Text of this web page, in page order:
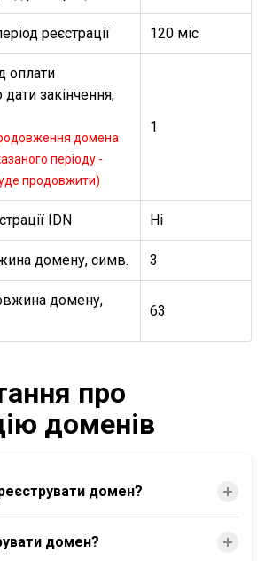
реєстрації 120 міс
оплати
закінчення,
домена
періоду -
продовжити)
1
IDN Ні
домену, симв. 3
домену,
63
про
доменів
домен?
домен?